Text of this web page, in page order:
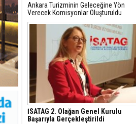
Ankara Turizminin Geleceğine Yön
Verecek Komisyonlar Oluşturuldu
İSATAG 2. Olağan Genel Kurulu
Başarıyla Gerçekleştirildi